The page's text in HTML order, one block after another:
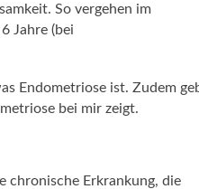
So vergehen im
Jahre (bei
Endometriose ist. Zudem
bei mir zeigt.
chronische Erkrankung, die